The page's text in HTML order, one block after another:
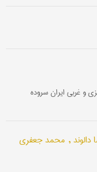
و غربی ایران سروده
, محمد جعفری